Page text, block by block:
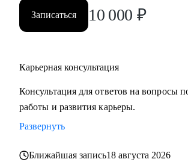
среднего звена
при смене деятельности, перерыве в
• Административный персонал
• Страхование
• Продажи / Услуги
• Информационные технологии
Мой подход в работе – не делаю за вас,
Записаться 10 000 ₽
Карьерная консультация
Консультация для ответов на вопросы
работы и развития карьеры.
Развернуть
Ближайшая запись18 августа 2026